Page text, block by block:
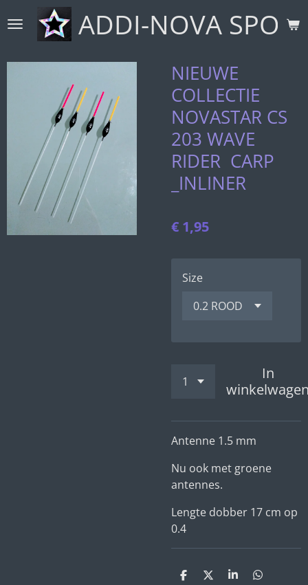
direct
de
ADDI-NOVA
NIEUWE
COLLECTIE
NOVASTAR CS
203 WAVE
RIDER CARP
_INLINER
€ 1,95
Size
In
Antenne 1.5 mm
Nu ook met groene
antennes.
Lengte dobber 17 cm op
0.4
D
D
S
D